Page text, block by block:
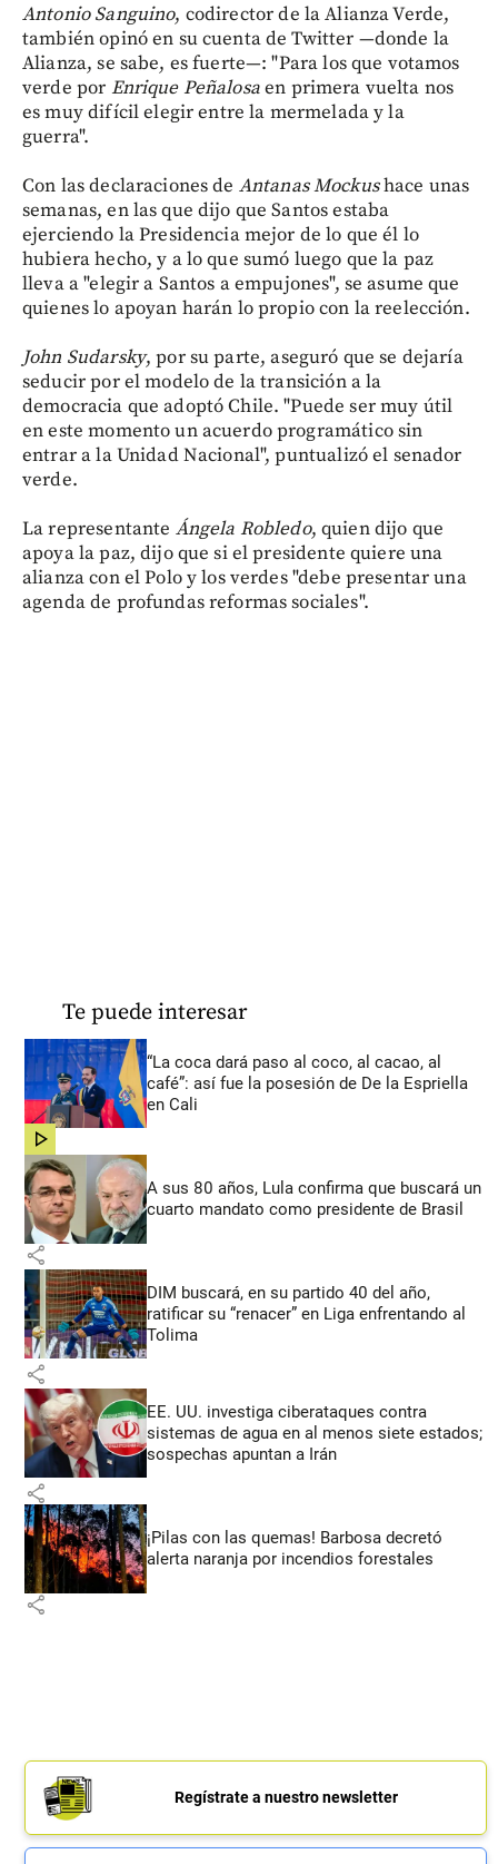
Antonio Sanguino, codirector de la Alianza Verde,
también opinó en su cuenta de Twitter —donde la
Alianza, se sabe, es fuerte—: "Para los que votamos
verde por Enrique Peñalosaen primera vuelta nos
es muy difícil elegir entre la mermelada y la
guerra".
Con las declaraciones de Antanas Mockushace unas
semanas, en las que dijo que Santos estaba
ejerciendo la Presidencia mejor de lo que él lo
hubiera hecho, y a lo que sumó luego que la paz
lleva a "elegir a Santos a empujones", se asume que
quienes lo apoyan harán lo propio con la reelección.
John Sudarsky, por su parte, aseguró que se dejaría
seducir por el modelo de la transición a la
democracia que adoptó Chile. "Puede ser muy útil
en este momento un acuerdo programático sin
entrar a la Unidad Nacional", puntualizó el senador
verde.
La representante Ángela Robledo, quien dijo que
apoya la paz, dijo que si el presidente quiere una
alianza con el Polo y los verdes "debe presentar una
agenda de profundas reformas sociales".
Te puede interesar
“La coca dará paso al coco, al cacao, al
café”: así fue la posesión de De la Espriella
en Cali
share
A sus 80 años, Lula confirma que buscará un
cuarto mandato como presidente de Brasil
share
DIM buscará, en su partido 40 del año,
ratificar su “renacer” en Liga enfrentando al
Tolima
share
EE. UU. investiga ciberataques contra
sistemas de agua en al menos siete estados;
sospechas apuntan a Irán
share
¡Pilas con las quemas! Barbosa decretó
alerta naranja por incendios forestales
share
Regístrate a nuestro newsletter